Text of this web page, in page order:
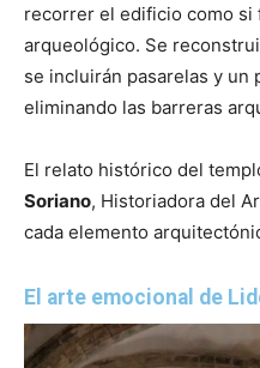
recorrer el edificio como si
arqueológico. Se
se incluirán pasarelas y un
eliminando las barreras
El relato histórico del
Soriano, Historiadora del
cada elemento
El arte emocional de